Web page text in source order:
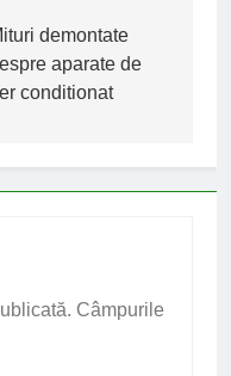
demontate
aparate de
conditionat
Câmpurile